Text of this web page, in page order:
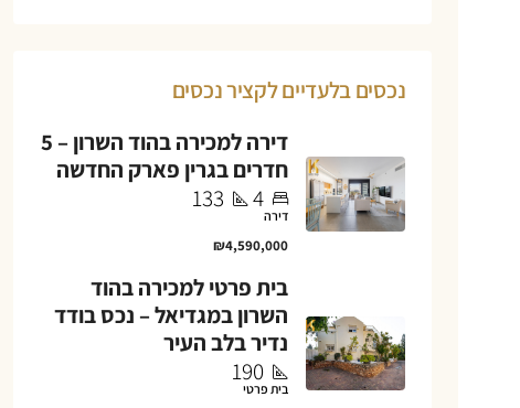
נכסים בלעדיים לקציר נכסים
דירה למכירה בהוד השרון – 5
חדרים בגרין פארק החדשה
4
133
דירה
₪4,590,000
בית פרטי למכירה בהוד
השרון במגדיאל – נכס בודד
נדיר בלב העיר
190
בית פרטי